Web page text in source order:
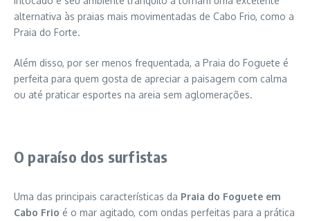
alternativa às praias mais movimentadas de Cabo Frio, como a
Praia do Forte.
Além disso, por ser menos frequentada, a Praia do Foguete é
perfeita para quem gosta de apreciar a paisagem com calma
ou até praticar esportes na areia sem aglomerações.
O paraíso dos surfistas
Uma das principais características da Praia do Foguete em
Cabo Frio é o mar agitado, com ondas perfeitas para a prática